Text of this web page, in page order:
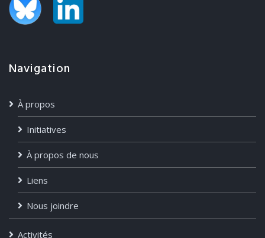
Navigation
À propos
Initiatives
À propos de nous
Liens
Nous joindre
Activités